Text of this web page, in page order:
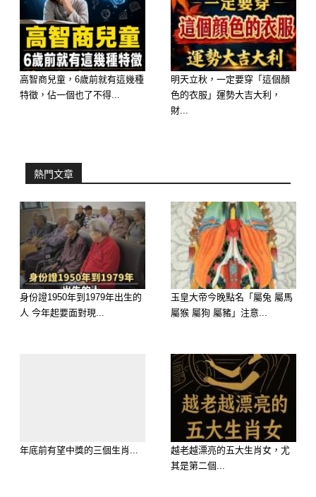
系穿搭，否則恐影響發揮。
灰色在五行中屬「混濁之氣」，端午節
穿灰容易使人陷入情緒不穩、思緒紛亂
的狀態，無形中也容易招惹是非與口
舌。特別是屬猴、屬蛇、屬豬者，這一
天穿灰色會加重衝煞影響。
高智商兒童，6歲前就有這幾種
特徵，佔一個也了不得...
明天立秋，一定要穿「這個顏
色的衣服」運勢大吉大利，
財...
熱門文章
身份證1950年到1979年出生的
人 今年起要面對現...
玉皇大帝今晚點名「屬兔 屬馬
屬猴 屬狗 屬豬」注意...
年底前有望中獎的三個生肖...
越老越漂亮的五大生肖女，尤
其是第二個...